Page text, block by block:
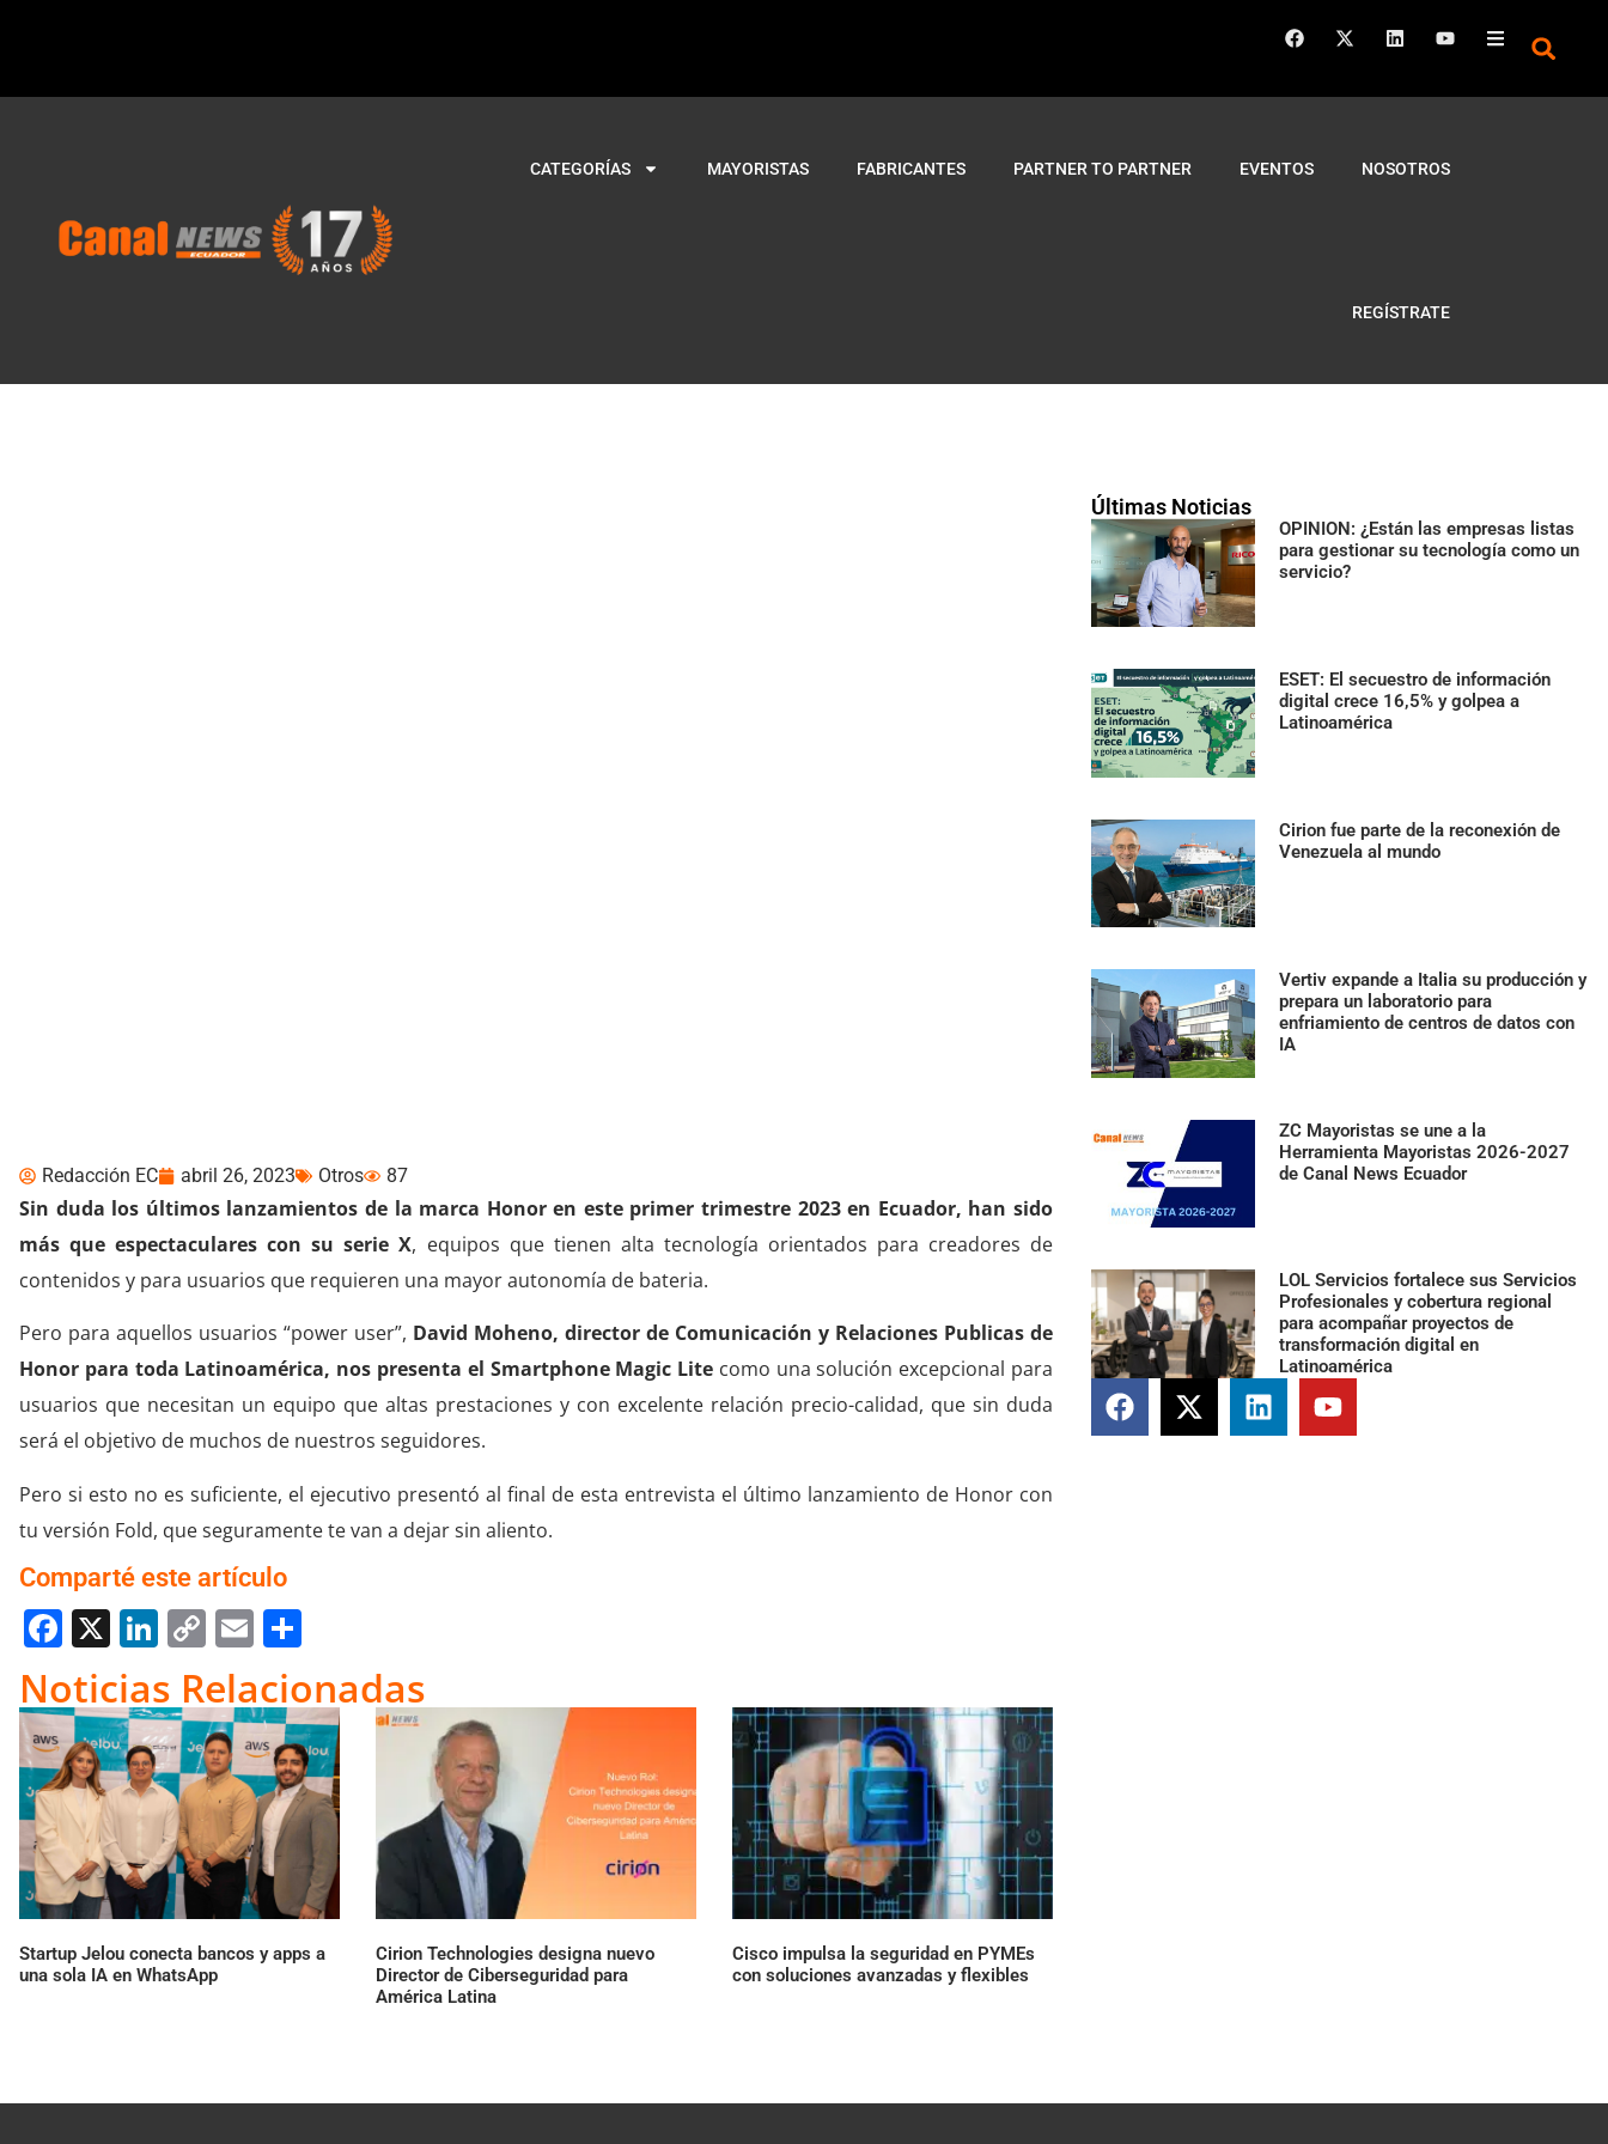
CATEGORÍAS MAYORISTAS FABRICANTES PARTNER TO PARTNER EVENTOS NOSOTROS
REGÍSTRATE
Últimas Noticias
OPINION: ¿Están las empresas listas
para gestionar su tecnología como un
servicio?
ESET: El secuestro de información
digital crece 16,5% y golpea a
Latinoamérica
Cirion fue parte de la reconexión de
Venezuela al mundo
Vertiv expande a Italia su producción y
prepara un laboratorio para
enfriamiento de centros de datos con
IA
ZC Mayoristas se une a la
Herramienta Mayoristas 2026-2027
de Canal News Ecuador
LOL Servicios fortalece sus Servicios
Profesionales y cobertura regional
para acompañar proyectos de
transformación digital en
Latinoamérica
Redacción EC abril 26, 2023 Otros 87
Sin duda los últimos lanzamientos de la marca Honor en este primer trimestre 2023 en Ecuador, han sido
más que espectaculares con su serie X, equipos que tienen alta tecnología orientados para creadores de
contenidos y para usuarios que requieren una mayor autonomía de bateria.
Pero para aquellos usuarios “power user”, David Moheno, director de Comunicación y Relaciones Publicas de
Honor para toda Latinoamérica, nos presenta el Smartphone Magic Lite como una solución excepcional para
usuarios que necesitan un equipo que altas prestaciones y con excelente relación precio-calidad, que sin duda
será el objetivo de muchos de nuestros seguidores.
Pero si esto no es suficiente, el ejecutivo presentó al final de esta entrevista el último lanzamiento de Honor con
tu versión Fold, que seguramente te van a dejar sin aliento.
Comparté este artículo
Facebook
X LinkedIn
Copy
Link
Email
Noticias Relacionadas
Startup Jelou conecta bancos y apps a
una sola IA en WhatsApp
Cirion Technologies designa nuevo
Director de Ciberseguridad para
América Latina
Cisco impulsa la seguridad en PYMEs
con soluciones avanzadas y flexibles